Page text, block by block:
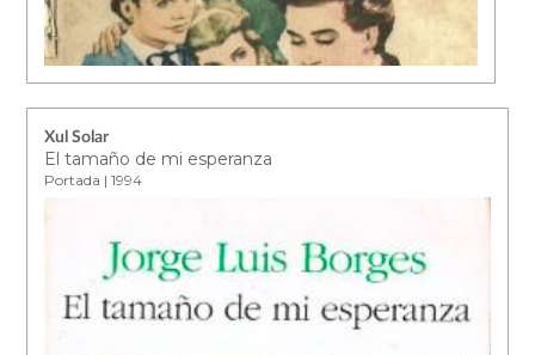
Xul Solar
El tamaño de mi esperanza
Portada | 1994